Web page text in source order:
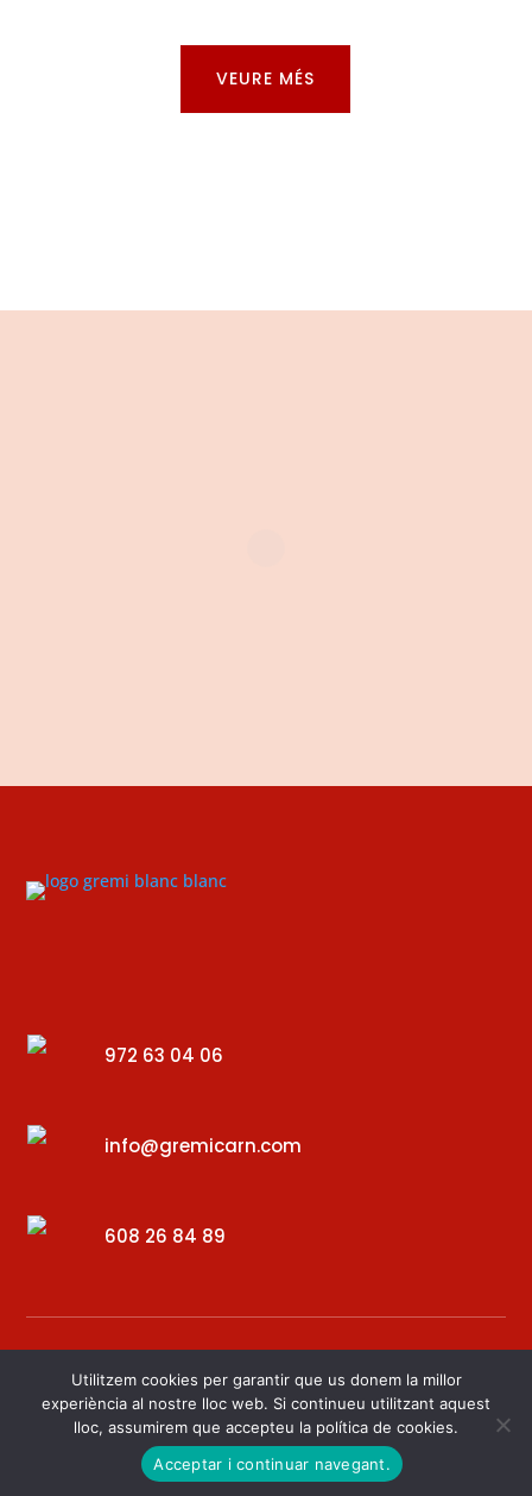
VEURE MÉS
972 63 04 06
info@gremicarn.com
608 26 84 89
Desenvolupat per – Digital34
Utilitzem cookies per garantir que us donem la millor
experiència al nostre lloc web. Si continueu utilitzant aquest
lloc, assumirem que accepteu la política de cookies.
Acceptar i continuar navegant.